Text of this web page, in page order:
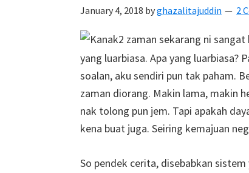
January 4, 2018 byghazalitajuddin 2
Kanak2 zaman sekarang ni
yang luarbiasa. Apa yang luarbiasa?
soalan, aku sendiri pun tak paham.
zaman diorang. Makin lama, makin
nak tolong pun jem. Tapi apakah
kena buat juga. Seiring kemajuan
So pendek cerita, disebabkan